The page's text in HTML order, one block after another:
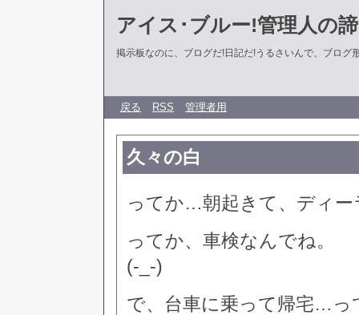
アイス･ブルー!管理人の
掲示板なのに、ブログだ!日記だ!うるさいんで、ブログ
戻る RSS 管理者用
久々の白
ってか…朝起きて、ディー
ってか、車検なんでね。
(-_-)
で、台車に乗って帰宅…っ